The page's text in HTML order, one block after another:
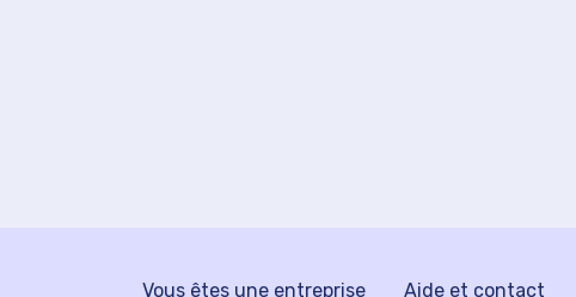
Vous êtes une entreprise Aide et contact